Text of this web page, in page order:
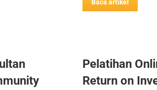
Baca artikel
Pelatihan
Return on